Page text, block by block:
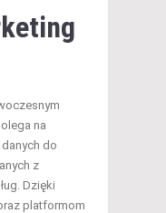
na
do
z
Dzięki
platformom